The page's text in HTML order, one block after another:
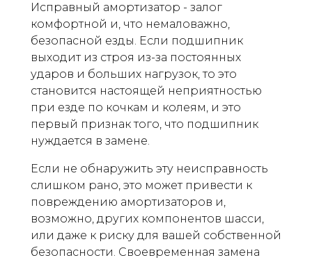
Исправный амортизатор - залог
комфортной и, что немаловажно,
безопасной езды. Если подшипник
выходит из строя из-за постоянных
ударов и больших нагрузок, то это
становится настоящей неприятностью
при езде по кочкам и колеям, и это
первый признак того, что подшипник
нуждается в замене.
Если не обнаружить эту неисправность
слишком рано, это может привести к
повреждению амортизаторов и,
возможно, других компонентов шасси,
или даже к риску для вашей собственной
безопасности. Своевременная замена